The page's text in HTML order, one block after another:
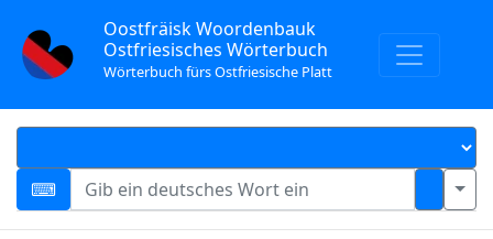
Oostfräisk Woordenbauk
Ostfriesisches Wörterbuch
Wörterbuch fürs Ostfriesische Platt